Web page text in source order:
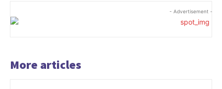
- Advertisement -
More articles